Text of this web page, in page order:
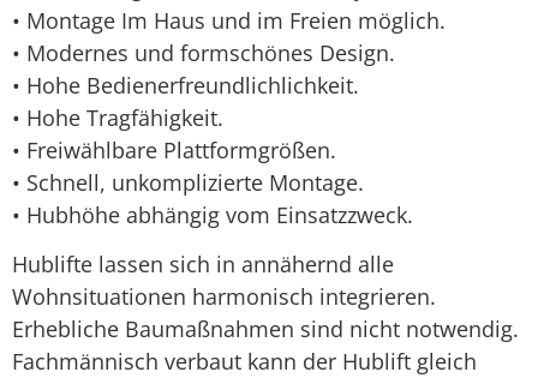
• Montage Im Haus und im Freien möglich.
• Modernes und formschönes Design.
• Hohe Bedienerfreundlichlichkeit.
• Hohe Tragfähigkeit.
• Freiwählbare Plattformgrößen.
• Schnell, unkomplizierte Montage.
• Hubhöhe abhängig vom Einsatzzweck.
Hublifte lassen sich in annähernd alle
Wohnsituationen harmonisch integrieren.
Erhebliche Baumaßnahmen sind nicht notwendig.
Fachmännisch verbaut kann der Hublift gleich